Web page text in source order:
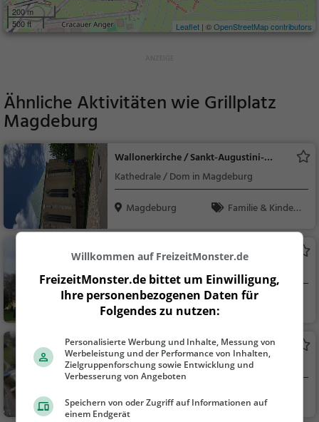
200 m
500 ft
Leaflet | ©OpenStreetMap contributors
Ähnliche Aktivitäten wieGrillplatz
Magdeburg
Wallonerkirche / Sankt-Augustini-
Kirche
Kathedrale / Dom in Magdeburg
Magdeburg
Familie & Kinder,
Nordpark
Park in Magdeburg (Nordpark)
Magdeburg
Familie & Kinder,
Natur
Magdalenenkapelle
Sehenswürdigkeit in Magdeburg
Magdeburg
Sehenswürdigkei
Willkommen auf FreizeitMonster.de
FreizeitMonster.de bittet um Einwilligung,
Ihre personenbezogenen Daten für
Folgendes zu nutzen:
Personalisierte Werbung und Inhalte, Messung von
Werbeleistung und der Performance von Inhalten,
Zielgruppenforschung sowie Entwicklung und
Verbesserung von Angeboten
Speichern von oder Zugriff auf Informationen auf
einem Endgerät